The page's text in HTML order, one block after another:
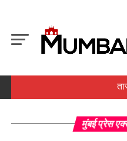
मेटा के एआई मॉडल ने साइबरमुंबई प्रेस